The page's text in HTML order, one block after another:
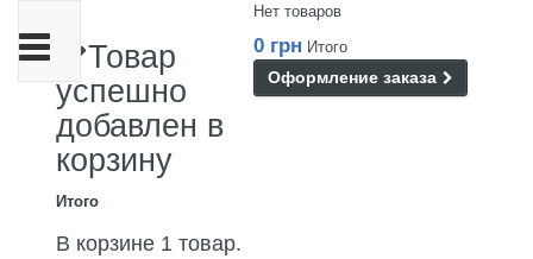
Нет товаров
0 грн Итого
Оформление заказа
Товар
успешно
добавлен в
корзину
Итого
В корзине 1 товар.
Переключить
навигации